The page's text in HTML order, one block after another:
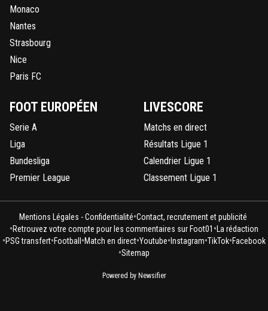
Monaco
Nantes
Strasbourg
Nice
Paris FC
FOOT EUROPÉEN
Serie A
Liga
Bundesliga
Premier League
LIVESCORE
Matchs en direct
Résultats Ligue 1
Calendrier Ligue 1
Classement Ligue 1
Mentions Légales - Confidentialité•Contact, recrutement et publicité
•Retrouvez votre compte pour les commentaires sur Foot01 • La rédaction
•PSG transfert•Football •Match en direct•Youtube• Instagram•TikTok•Facebook
•Sitemap
Powered by Newsifier